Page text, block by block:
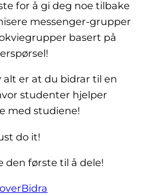
for å gi deg noe tilbake
messenger-grupper
basert på
alt er at du bidrar til en
studenter hjelper
med studiene!
do it!
den første til å dele!
Bidra